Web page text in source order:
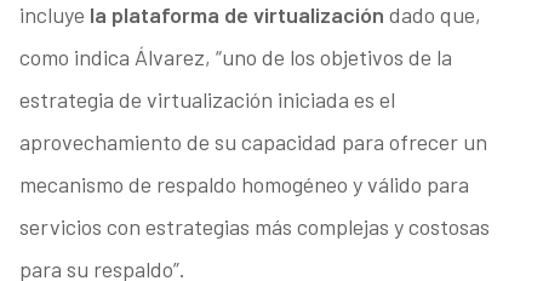
incluye la plataforma de virtualización dado que,
como indica Álvarez, “uno de los objetivos de la
estrategia de virtualización iniciada es el
aprovechamiento de su capacidad para ofrecer un
mecanismo de respaldo homogéneo y válido para
servicios con estrategias más complejas y costosas
para su respaldo”.